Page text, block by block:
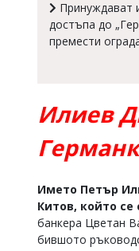
читателите
откриете
коментар,
сигнализирайте
Принуждават
достъпа до
премести
Илиев
Името Петър
Китов, който се
банкера Цветан
бившото